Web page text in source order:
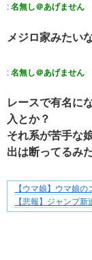
: 名無し＠あげません
メジロ家みたい
: 名無し＠あげません
レースで有名に
入とか？
それ系が苦手な
出は断ってるみ
好青年の片思いが壊
【ウマ娘】ウマ娘の
【悲報】ジャンプ